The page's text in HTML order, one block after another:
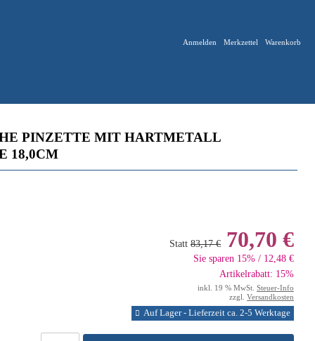
Anmelden Merkzettel Warenkorb
PINZETTE MIT HARTMETALL
18,0CM
Statt 83,17 € 70,70 €
Sie sparen 15% / 12,48 €
Artikelrabatt: 15%
inkl. 19 % MwSt. Steuer-Info
zzgl. Versandkosten
Auf Lager - Lieferzeit ca. 2-5 Werktage